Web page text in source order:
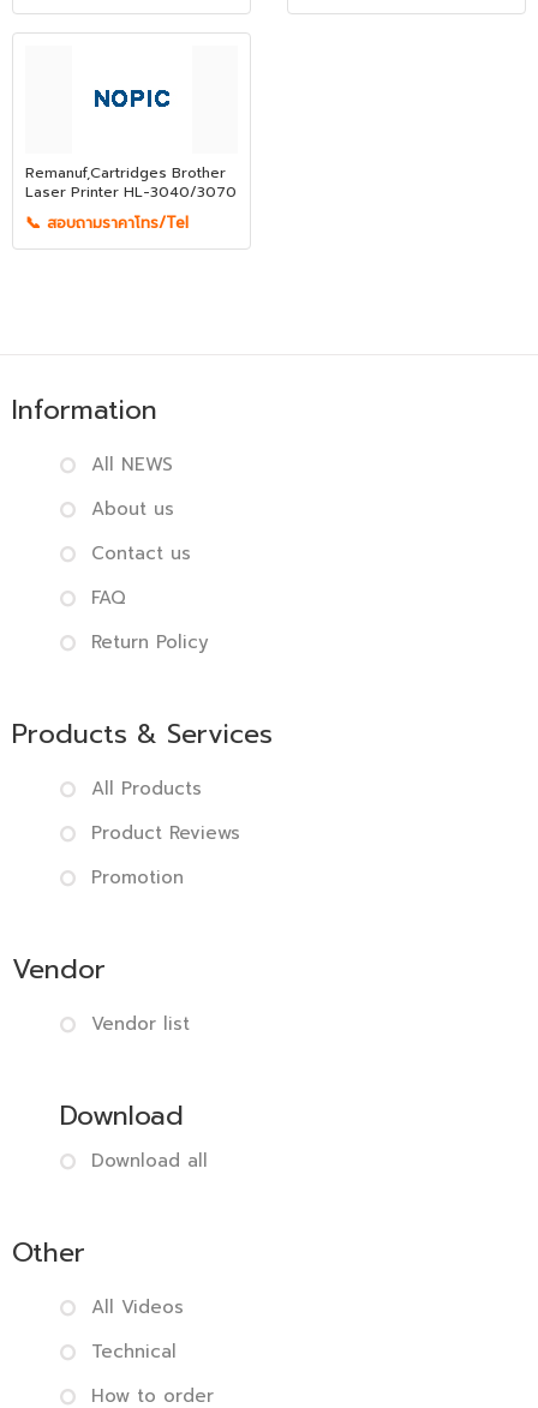
Remanuf,Cartridges Brother
Laser Printer HL-3040/3070
📞 สอบถามราคาโทร/Tel
Information
All NEWS
About us
Contact us
FAQ
Return Policy
Products & Services
All Products
Product Reviews
Promotion
Vendor
Vendor list
Download
Download all
Other
All Videos
Technical
How to order